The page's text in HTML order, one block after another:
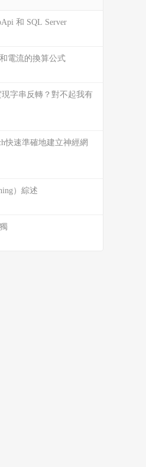
和 SQL Server
電流的換算公式
字串反轉？對不起我有
快速準確地建立神經網
）綜述